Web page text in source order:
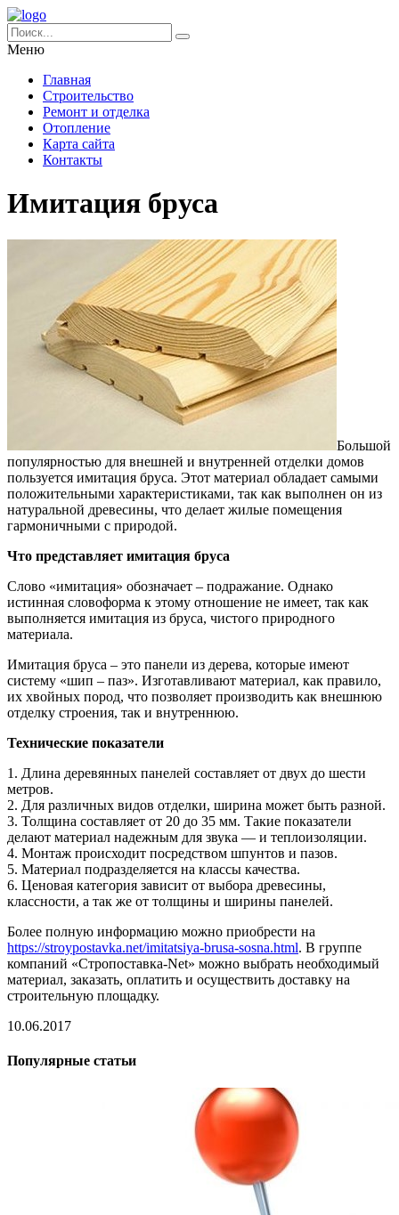
Меню
Главная
Строительство
Ремонт и отделка
Отопление
Карта сайта
Контакты
Имитация бруса
Большой
популярностью для внешней и внутренней отделки домов
пользуется имитация бруса. Этот материал обладает самыми
положительными характеристиками, так как выполнен он из
натуральной древесины, что делает жилые помещения
гармоничными с природой.
Что представляет имитация бруса
Слово «имитация» обозначает – подражание. Однако
истинная словоформа к этому отношение не имеет, так как
выполняется имитация из бруса, чистого природного
материала.
Имитация бруса – это панели из дерева, которые имеют
систему «шип – паз». Изготавливают материал, как правило,
их хвойных пород, что позволяет производить как внешнюю
отделку строения, так и внутреннюю.
Технические показатели
1. Длина деревянных панелей составляет от двух до шести
метров.
2. Для различных видов отделки, ширина может быть разной.
3. Толщина составляет от 20 до 35 мм. Такие показатели
делают материал надежным для звука — и теплоизоляции.
4. Монтаж происходит посредством шпунтов и пазов.
5. Материал подразделяется на классы качества.
6. Ценовая категория зависит от выбора древесины,
классности, а так же от толщины и ширины панелей.
Более полную информацию можно приобрести на
https://stroypostavka.net/imitatsiya-brusa-sosna.html. В группе
компаний «Стропоставка-Net» можно выбрать необходимый
материал, заказать, оплатить и осуществить доставку на
строительную площадку.
10.06.2017
Популярные статьи